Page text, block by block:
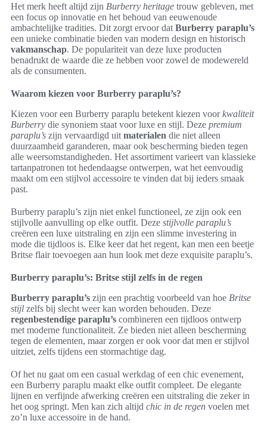
Het merk heeft altijd zijn Burberry heritage trouw gebleven, met
een focus op innovatie en het behoud van eeuwenoude
ambachtelijke tradities. Dit zorgt ervoor dat Burberry paraplu’s
een unieke combinatie bieden van modern design en historisch
vakmanschap. De populariteit van deze luxe producten
benadrukt de waarde die ze hebben voor zowel de modewereld
als de consumenten.
Waarom kiezen voor Burberry paraplu’s?
Kiezen voor een Burberry paraplu betekent kiezen voorkwaliteit
Burberry die synoniem staat voor luxe en stijl. Deze premium
paraplu’s zijn vervaardigd uit materialen die niet alleen
duurzaamheid garanderen, maar ook bescherming bieden tegen
alle weersomstandigheden. Het assortiment varieert van klassieke
tartanpatronen tot hedendaagse ontwerpen, wat het eenvoudig
maakt om een stijlvol accessoire te vinden dat bij ieders smaak
past.
Burberry paraplu’s zijn niet enkel functioneel, ze zijn ook een
stijlvolle aanvulling op elke outfit. Deze stijlvolle paraplu’s
creëren een luxe uitstraling en zijn een slimme investering in
mode die tijdloos is. Elke keer dat het regent, kan men een beetje
Britse flair toevoegen aan hun look met deze exquisite paraplu’s.
Burberry paraplu’s: Britse stijl zelfs in de regen
Burberry paraplu’s zijn een prachtig voorbeeld van hoe Britse
stijl zelfs bij slecht weer kan worden behouden. Deze
regenbestendige paraplu’s combineren een tijdloos ontwerp
met moderne functionaliteit. Ze bieden niet alleen bescherming
tegen de elementen, maar zorgen er ook voor dat men er stijlvol
uitziet, zelfs tijdens een stormachtige dag.
Of het nu gaat om een casual werkdag of een chic evenement,
een Burberry paraplu maakt elke outfit compleet. De elegante
lijnen en verfijnde afwerking creëren een uitstraling die zeker in
het oog springt. Men kan zich altijd chic in de regen voelen met
zo’n luxe accessoire in de hand.